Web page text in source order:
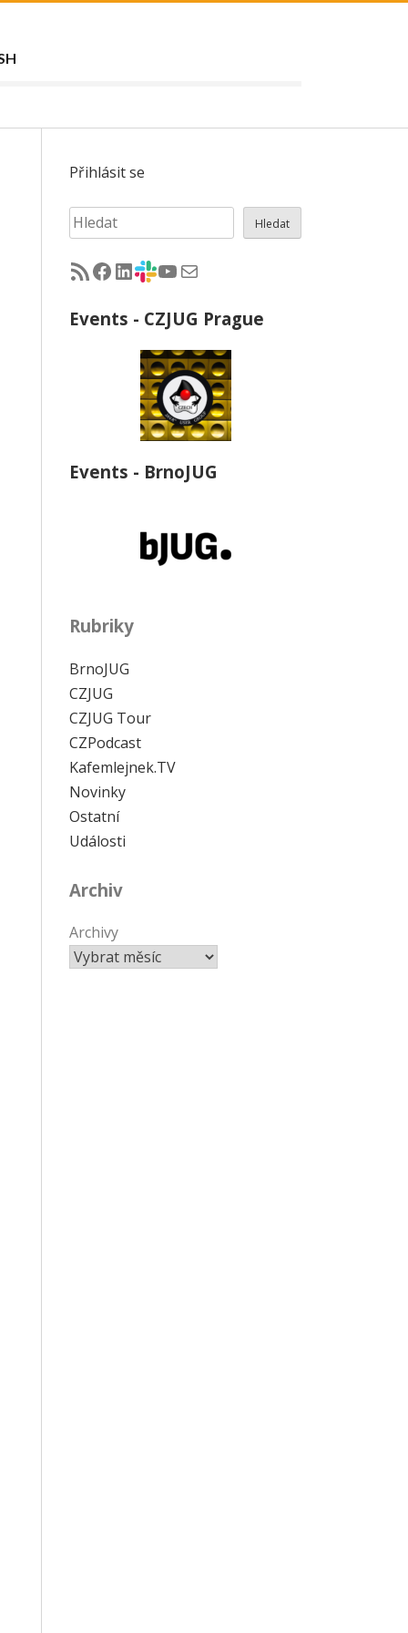
Přihlásit se
Hledat Hledat
RSS - články na jug.cz
Facebook skupina Czech Java User Group
LinkedIn skupina Czech Java User Group
CZJUG Slack fórum
CZJUG YouTube kanálCZJUG email
Events - CZJUG Prague
Events - BrnoJUG
Rubriky
BrnoJUG
CZJUG
CZJUG Tour
CZPodcast
Kafemlejnek.TV
Novinky
Ostatní
Události
Archiv
Archivy